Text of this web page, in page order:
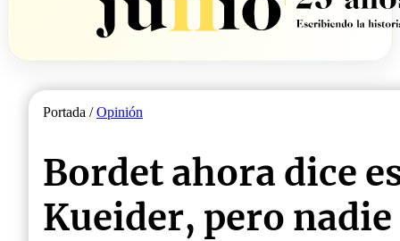
Portada /Opinión
Bordet ahora dice
Kueider, pero nadie